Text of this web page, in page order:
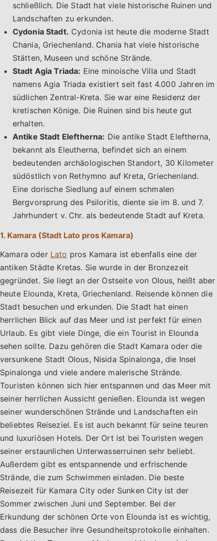
schließlich. Die Stadt hat viele historische Ruinen und
Landschaften zu erkunden.
Cydonia Stadt. Cydonia ist heute die moderne Stadt
Chania, Griechenland. Chania hat viele historische
Stätten, Museen und schöne Strände.
Stadt Agia Triada: Eine minoische Villa und Stadt
namens Agia Triada existiert seit fast 4.000 Jahren im
südlichen Zentral-Kreta. Sie war eine Residenz der
kretischen Könige. Die Ruinen sind bis heute gut
erhalten.
Antike Stadt Eleftherna: Die antike Stadt Eleftherna,
bekannt als Eleutherna, befindet sich an einem
bedeutenden archäologischen Standort, 30 Kilometer
südöstlich von Rethymno auf Kreta, Griechenland.
Eine dorische Siedlung auf einem schmalen
Bergvorsprung des Psiloritis, diente sie im 8. und 7.
Jahrhundert v. Chr. als bedeutende Stadt auf Kreta.
1. Kamara (Stadt Lato pros Kamara)
Kamara oder Lato pros Kamara ist ebenfalls eine der
antiken Städte Kretas. Sie wurde in der Bronzezeit
gegründet. Sie liegt an der Ostseite von Olous, heißt aber
heute Elounda, Kreta, Griechenland. Reisende können die
Stadt besuchen und erkunden. Die Stadt hat einen
herrlichen Blick auf das Meer und ist perfekt für einen
Urlaub. Es gibt viele Dinge, die ein Tourist in Elounda
sehen sollte. Dazu gehören die Stadt Kamara oder die
versunkene Stadt Olous, Nisida Spinalonga, die Insel
Spinalonga und viele andere malerische Strände.
Touristen können sich hier entspannen und das Meer mit
seiner herrlichen Aussicht genießen. Elounda ist wegen
seiner wunderschönen Strände und Landschaften ein
beliebtes Reiseziel. Es ist auch bekannt für seine teuren
und luxuriösen Hotels. Der Ort ist bei Touristen wegen
seiner erstaunlichen Unterwasserruinen sehr beliebt.
Außerdem gibt es entspannende und erfrischende
Strände, die zum Schwimmen einladen. Die beste
Reisezeit für Kamara City oder Sunken City ist der
Sommer zwischen Juni und September. Bei der
Erkundung der schönen Orte von Elounda ist es wichtig,
dass die Besucher ihre Gesundheitsprotokolle einhalten.